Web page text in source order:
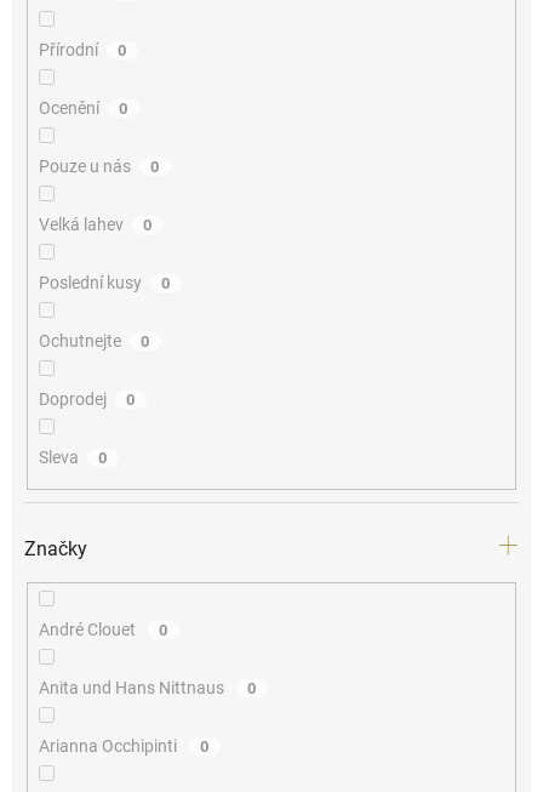
Přírodní 0
Ocenění 0
Pouze u nás 0
Velká lahev 0
Poslední kusy 0
Ochutnejte 0
Doprodej 0
Sleva 0
Značky
André Clouet 0
Anita und Hans Nittnaus 0
Arianna Occhipinti 0